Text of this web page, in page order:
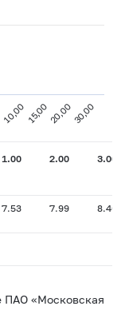
10,00 15,0020,0030,00
1.00 2.00 3.00
7.53 7.99 8.46
ПАО «Московская